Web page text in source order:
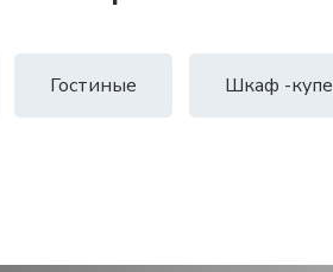
Гостиные Шкаф -купе